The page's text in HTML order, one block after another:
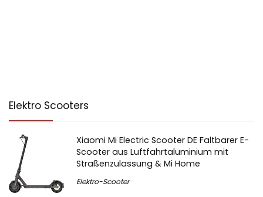
Elektro Scooters
Xiaomi Mi Electric Scooter DE Faltbarer E-
Scooter aus Luftfahrtaluminium mit
Straßenzulassung & Mi Home
Elektro-Scooter